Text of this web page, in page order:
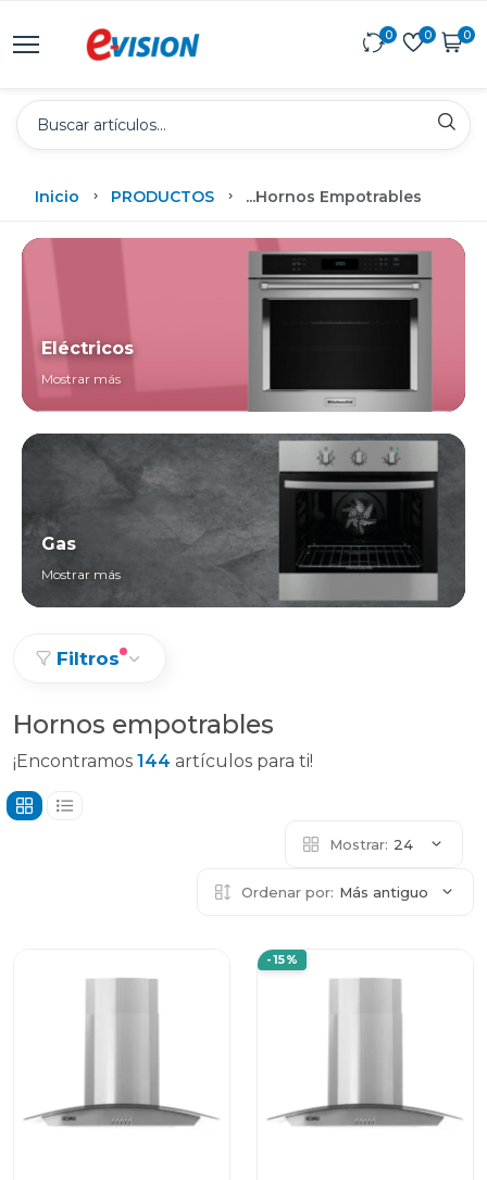
0 0 0
Inicio PRODUCTOS ...Hornos Empotrables
Eléctricos
Mostrar más
Gas
Mostrar más
Filtros
Hornos empotrables
¡Encontramos 144 artículos para ti!
Mostrar: 24
Ordenar por: Más antiguo
-15%